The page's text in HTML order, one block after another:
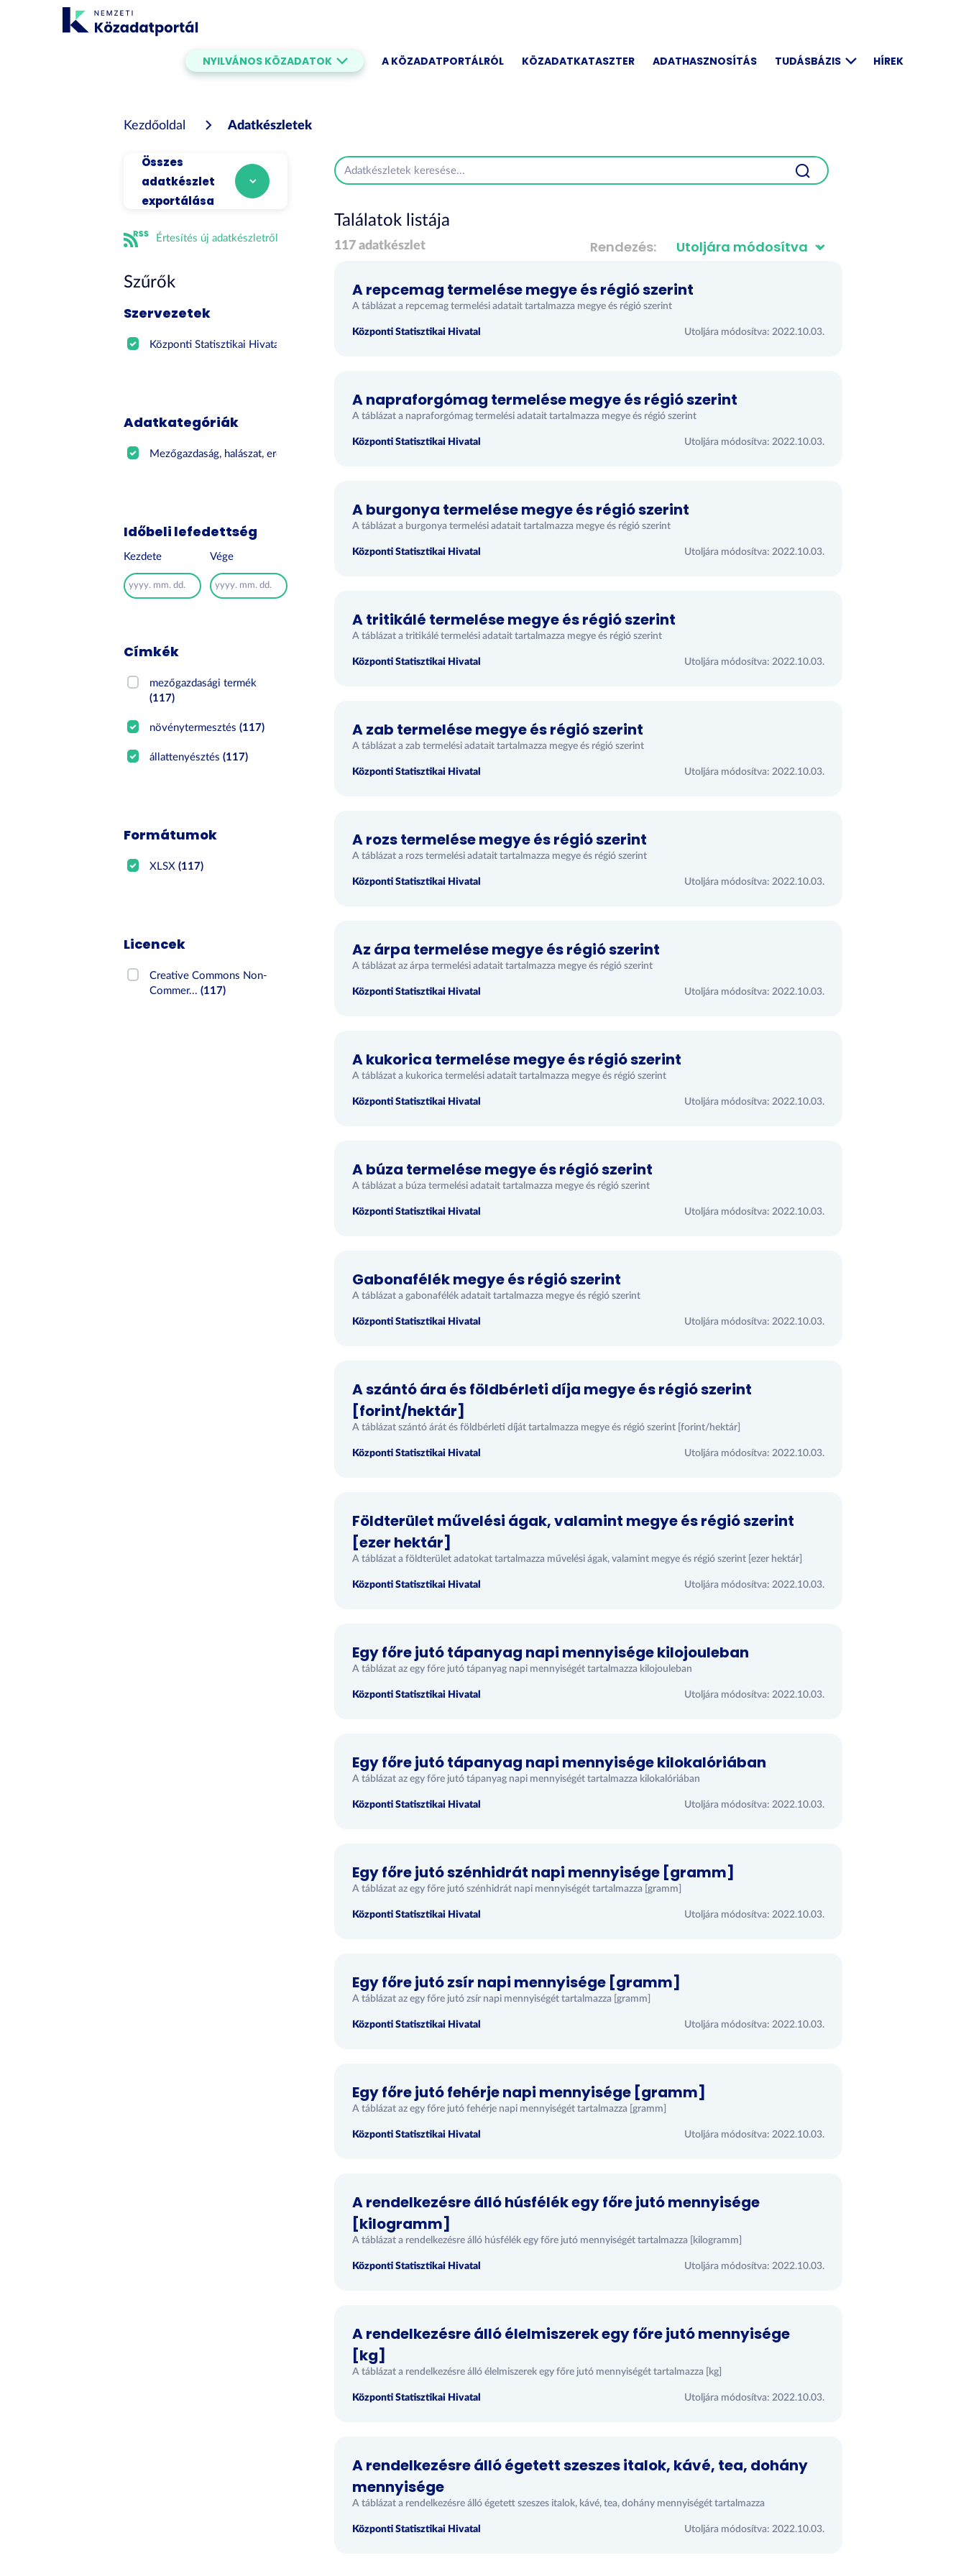
NYILVÁNOS KÖZADATOK A KÖZADATPORTÁLRÓL KÖZADATKATASZTER ADATHASZNOSÍTÁS TUDÁSBÁZIS HÍREK
Kezdőoldal Adatkészletek
Összes
adatkészlet
exportálása
Értesítés új adatkészletről
Szűrők
Szervezetek
Központi Statisztikai Hivatal
Adatkategóriák
Mezőgazdaság, halászat, erd...
Időbeli lefedettség
Kezdete Vége
Címkék
mezőgazdasági termék
(117)
növénytermesztés(117)
állattenyésztés(117)
Formátumok
XLSX(117)
Licencek
Creative Commons Non-
Commer...(117)
Rendezés
Találatok listája
117 adatkészlet
A repcemag termelése megye és régió szerint
A táblázat a repcemag termelési adatait tartalmazza megye és régió szerint
Központi Statisztikai Hivatal Utoljára módosítva: 2022.10.03.
A napraforgómag termelése megye és régió szerint
A táblázat a napraforgómag termelési adatait tartalmazza megye és régió szerint
Központi Statisztikai Hivatal Utoljára módosítva: 2022.10.03.
A burgonya termelése megye és régió szerint
A táblázat a burgonya termelési adatait tartalmazza megye és régió szerint
Központi Statisztikai Hivatal Utoljára módosítva: 2022.10.03.
A tritikálé termelése megye és régió szerint
A táblázat a tritikálé termelési adatait tartalmazza megye és régió szerint
Központi Statisztikai Hivatal Utoljára módosítva: 2022.10.03.
A zab termelése megye és régió szerint
A táblázat a zab termelési adatait tartalmazza megye és régió szerint
Központi Statisztikai Hivatal Utoljára módosítva: 2022.10.03.
A rozs termelése megye és régió szerint
A táblázat a rozs termelési adatait tartalmazza megye és régió szerint
Központi Statisztikai Hivatal Utoljára módosítva: 2022.10.03.
Az árpa termelése megye és régió szerint
A táblázat az árpa termelési adatait tartalmazza megye és régió szerint
Központi Statisztikai Hivatal Utoljára módosítva: 2022.10.03.
A kukorica termelése megye és régió szerint
A táblázat a kukorica termelési adatait tartalmazza megye és régió szerint
Központi Statisztikai Hivatal Utoljára módosítva: 2022.10.03.
A búza termelése megye és régió szerint
A táblázat a búza termelési adatait tartalmazza megye és régió szerint
Központi Statisztikai Hivatal Utoljára módosítva: 2022.10.03.
Gabonafélék megye és régió szerint
A táblázat a gabonafélék adatait tartalmazza megye és régió szerint
Központi Statisztikai Hivatal Utoljára módosítva: 2022.10.03.
A szántó ára és földbérleti díja megye és régió szerint
[forint/hektár]
A táblázat szántó árát és földbérleti díját tartalmazza megye és régió szerint [forint/hektár]
Központi Statisztikai Hivatal Utoljára módosítva: 2022.10.03.
Földterület művelési ágak, valamint megye és régió szerint
[ezer hektár]
A táblázat a földterület adatokat tartalmazza művelési ágak, valamint megye és régió szerint [ezer hektár]
Központi Statisztikai Hivatal Utoljára módosítva: 2022.10.03.
Egy főre jutó tápanyag napi mennyisége kilojouleban
A táblázat az egy főre jutó tápanyag napi mennyiségét tartalmazza kilojouleban
Központi Statisztikai Hivatal Utoljára módosítva: 2022.10.03.
Egy főre jutó tápanyag napi mennyisége kilokalóriában
A táblázat az egy főre jutó tápanyag napi mennyiségét tartalmazza kilokalóriában
Központi Statisztikai Hivatal Utoljára módosítva: 2022.10.03.
Egy főre jutó szénhidrát napi mennyisége [gramm]
A táblázat az egy főre jutó szénhidrát napi mennyiségét tartalmazza [gramm]
Központi Statisztikai Hivatal Utoljára módosítva: 2022.10.03.
Egy főre jutó zsír napi mennyisége [gramm]
A táblázat az egy főre jutó zsír napi mennyiségét tartalmazza [gramm]
Központi Statisztikai Hivatal Utoljára módosítva: 2022.10.03.
Egy főre jutó fehérje napi mennyisége [gramm]
A táblázat az egy főre jutó fehérje napi mennyiségét tartalmazza [gramm]
Központi Statisztikai Hivatal Utoljára módosítva: 2022.10.03.
A rendelkezésre álló húsfélék egy főre jutó mennyisége
[kilogramm]
A táblázat a rendelkezésre álló húsfélék egy főre jutó mennyiségét tartalmazza [kilogramm]
Központi Statisztikai Hivatal Utoljára módosítva: 2022.10.03.
A rendelkezésre álló élelmiszerek egy főre jutó mennyisége
[kg]
A táblázat a rendelkezésre álló élelmiszerek egy főre jutó mennyiségét tartalmazza [kg]
Központi Statisztikai Hivatal Utoljára módosítva: 2022.10.03.
A rendelkezésre álló égetett szeszes italok, kávé, tea, dohány
mennyisége
A táblázat a rendelkezésre álló égetett szeszes italok, kávé, tea, dohány mennyiségét tartalmazza
Központi Statisztikai Hivatal Utoljára módosítva: 2022.10.03.